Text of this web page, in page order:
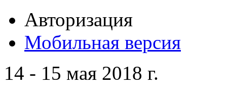
Авторизация
Мобильная версия
14 - 15 мая 2018 г.